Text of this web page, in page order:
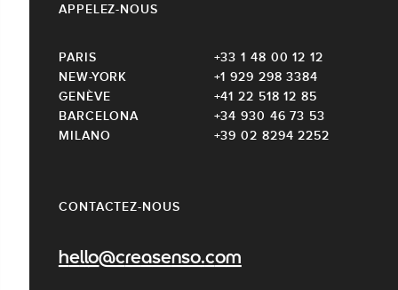
CONTACTEZ-NOUS
hello@creasenso.com
APPELEZ-NOUS
PARIS
+33 1 48 00 12 12
NEW-YORK
+1 929 298 3384
GENÈVE
+41 22 518 12 85
BARCELONA
+34 930 46 73 53
MILANO
+39 02 8294 2252